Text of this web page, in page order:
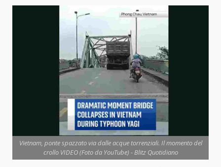
Vietnam, ponte spazzato via dalle acque torrenziali. Il momento del
crollo VIDEO (Foto da YouTube) - Blitz Quotidiano